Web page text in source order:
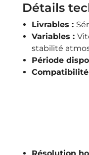
Détails
Livrables :
Variables :
stabilité
Période